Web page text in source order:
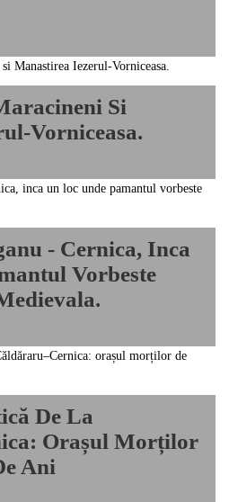
Opinii
National
Foto-Video
Evenimente
Forum
Harta
Si
Vorniceasa.
- Cernica, Inca
Vorbeste
De La
Orașul Morților
Ani